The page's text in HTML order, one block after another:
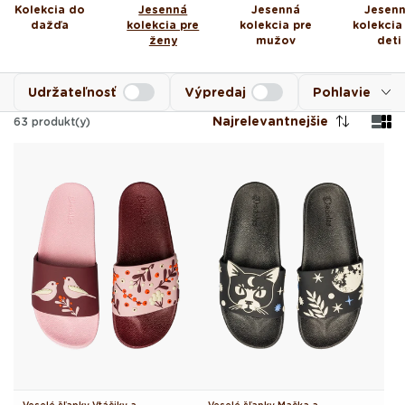
Kolekcia do
dažďa
Jesenná
kolekcia pre
ženy
Jesenná
kolekcia pre
mužov
kolekcia
deti
Pohlavie
Udržateľnosť Výpredaj
63 produkt(y) Najrelevantnejšie